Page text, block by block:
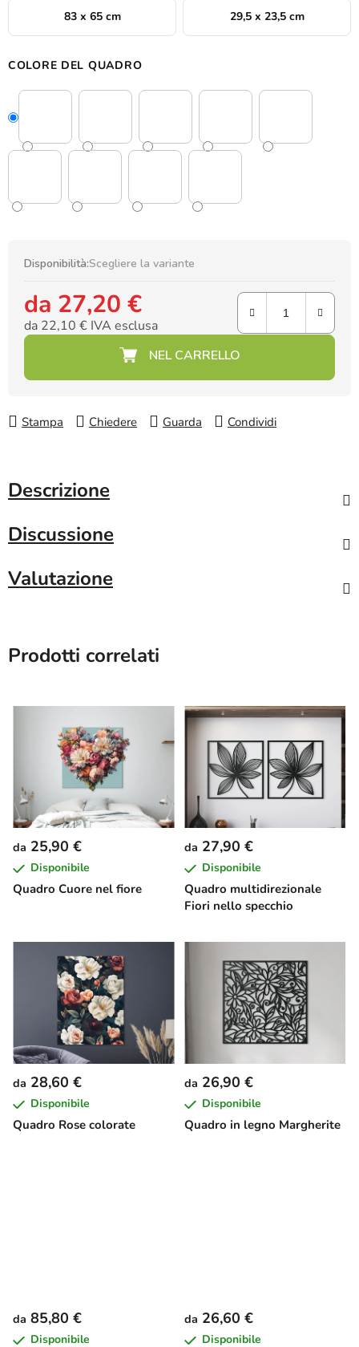
83 x 65 cm 29,5 x 23,5 cm
COLORE DEL QUADRO
Disponibilità:Scegliere la variante
da 27,20 €
da 22,10 € IVA esclusa
Prezzo della misura:
Stampa Chiedere Guarda Condividi
Descrizione
Discussione
Valutazione
Prodotti correlati
Quadro Cuore nel fiore
da 25,90 €
Disponibile
Quadro multidirezionale
Fiori nello specchio
da 27,90 €
Disponibile
Quadro Rose colorate
da 28,60 €
Disponibile
Quadro in legno Margherite
da 26,90 €
Disponibile
da 85,80 €
Disponibile
da 26,60 €
Disponibile